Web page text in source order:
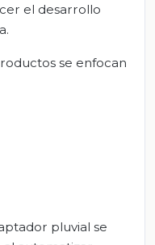
el desarrollo
se enfocan
pluvial se